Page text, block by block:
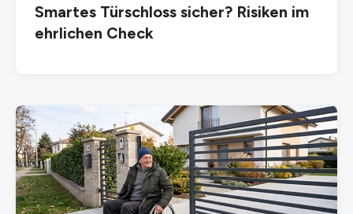
Smartes Türschloss sicher? Risiken im
ehrlichen Check